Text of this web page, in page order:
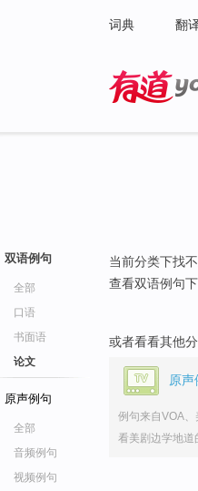
词典 翻
双语例句
全部
口语
书面语
论文
原声例句
全部
音频例句
视频例句
当前分类下找
查看双语例句
或者看看其他分
原声
例句来自VOA
看美剧边学地道